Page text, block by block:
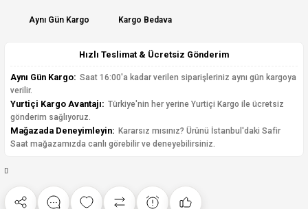
Aynı Gün Kargo Kargo Bedava
Hızlı Teslimat & Ücretsiz Gönderim
Aynı Gün Kargo: Saat 16:00'a kadar verilen siparişleriniz aynı gün kargoya
verilir.
Yurtiçi Kargo Avantajı: Türkiye'nin her yerine Yurtiçi Kargo ile ücretsiz
gönderim sağlıyoruz.
Mağazada Deneyimleyin: Kararsız mısınız? Ürünü İstanbul'daki Safir
Saat mağazamızda canlı görebilir ve deneyebilirsiniz.